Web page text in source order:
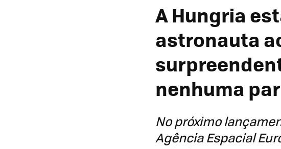
A Hungria
astronauta
nenhuma
No próximo
Agência Espacial